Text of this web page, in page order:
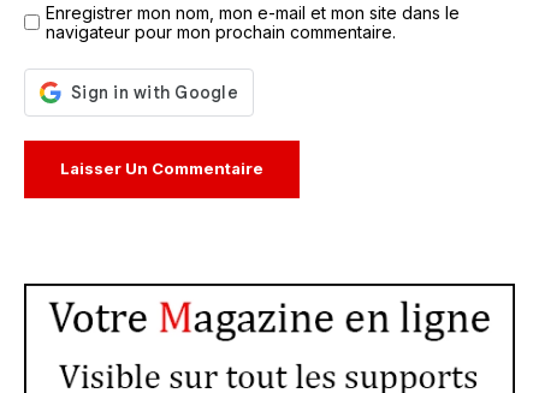
Enregistrer mon nom, mon e-mail et mon site dans le
navigateur pour mon prochain commentaire.